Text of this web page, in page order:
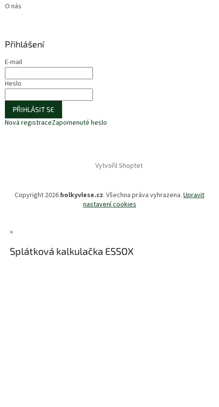
O nás
Přihlášení
E-mail
Heslo
PŘIHLÁSIT SE
Nová registraceZapomenuté heslo
Vytvořil Shoptet
Copyright 2026 holkyvlese.cz. Všechna práva vyhrazena. Upravit
nastavení cookies
×
Splátková kalkulačka ESSOX